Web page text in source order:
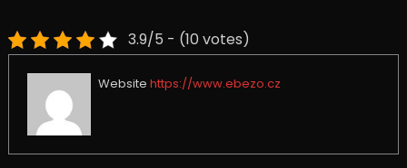
3.9/5 - (10 votes)
Website https://www.ebezo.cz